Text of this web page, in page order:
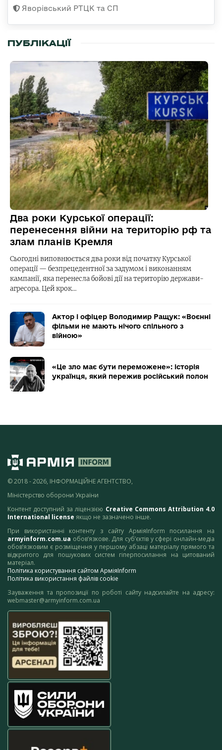
Яворівський РТЦК та СП
ПУБЛІКАЦІЇ
Два роки Курської операції:
перенесення війни на територію рф та
злам планів Кремля
Сьогодні виповнюється два роки від початку Курської
операції — безпрецедентної за задумом і виконанням
кампанії, яка перенесла бойові дії на територію держави-
агресора. Цей крок…
Актор і офіцер Володимир Ращук: «Воєнні
фільми не мають нічого спільного з
війною»
«Це зло має бути переможене»: історія
українця, який пережив російський полон
© 2018 - 2026, ІНФОРМАЦІЙНЕ АГЕНТСТВО,
Міністерство оборони України
Контент доступний за ліцензією Creative Commons Attribution 4.0
International license якщо не зазначено інше.
При використанні контенту з сайту АрміяInform посилання на
armyinform.com.ua обов’язкове. Для суб’єктів у сфері онлайн-медіа
обов’язковим є розміщення у першому абзаці матеріалу прямого та
відкритого для пошукових систем гіперпосилання на цитований
матеріал.
Політика користування сайтом АрміяInform
Політика використання файлів cookie
Зауваження та пропозиції по роботі сайту надсилайте на адресу:
webmaster@armyinform.com.ua